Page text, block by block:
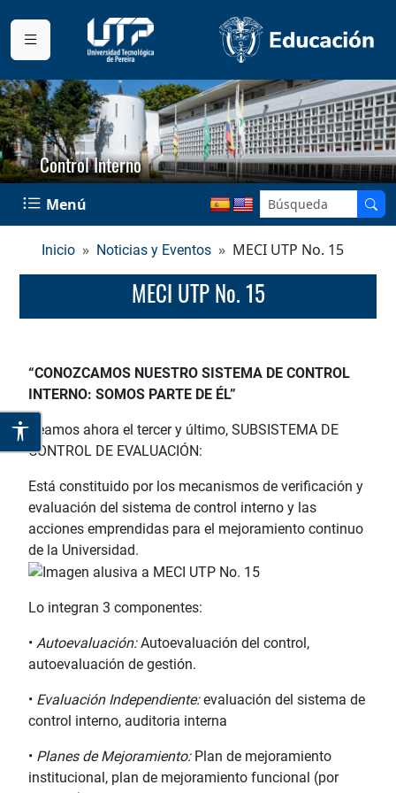
Control Interno
Menú
Inicio Noticias y Eventos MECI UTP No. 15
MECI UTP No. 15
“CONOZCAMOS NUESTRO SISTEMA DE CONTROL
INTERNO: SOMOS PARTE DE ÉL”
Veamos ahora el tercer y último, SUBSISTEMA DE
CONTROL DE EVALUACIÓN:
Está constituido por los mecanismos de verificación y
evaluación del sistema de control interno y las
acciones emprendidas para el mejoramiento continuo
de la Universidad.
Lo integran 3 componentes:
• Autoevaluación:Autoevaluación del control,
autoevaluación de gestión.
• Evaluación Independiente:evaluación del sistema de
control interno, auditoria interna
• Planes de Mejoramiento:Plan de mejoramiento
institucional, plan de mejoramiento funcional (por